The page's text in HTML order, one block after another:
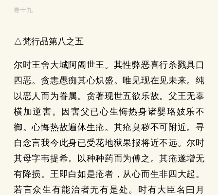
卷十九
△梵行品第八之五
尔时王舍大城阿阇世王。其性弊恶喜行杀戮具口
四恶。贪恚愚痴其心炽盛。唯见现在见未来。纯
以恶人而为眷属。贪著现世五欲乐故。父王无辜
横加逆害。因害父已心生悔热身诸婴珞妓乐不
御。心悔热故遍体生疮。其疮臭秽不可附近。寻
自念言我今此身已受花地狱果报将近不远。尔时
其母字韦提希。以种种药而为傅之。其疮遂增无
有降损。王即白如是疮者，从心而生非四大起。
若言众生有能治者无有是处。时有大臣名曰月